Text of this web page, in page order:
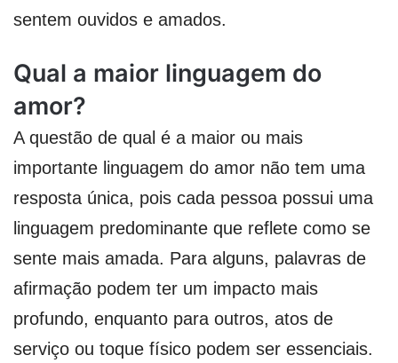
sentem ouvidos e amados.
Qual a maior linguagem do
amor?
A questão de qual é a maior ou mais
importante linguagem do amor não tem uma
resposta única, pois cada pessoa possui uma
linguagem predominante que reflete como se
sente mais amada. Para alguns, palavras de
afirmação podem ter um impacto mais
profundo, enquanto para outros, atos de
serviço ou toque físico podem ser essenciais.